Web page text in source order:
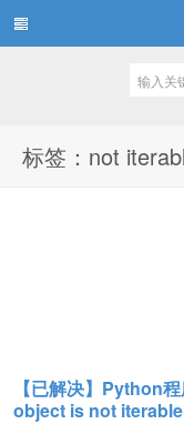
标签：not
【已解决】Python
object is not iterable